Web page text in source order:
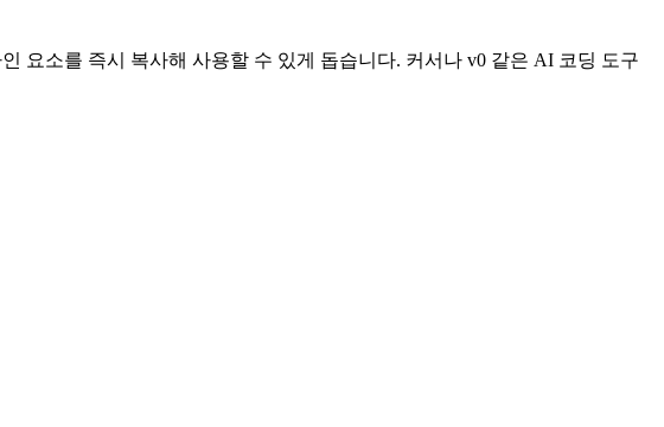
요소를 즉시 복사해 사용할 수 있게 돕습니다. 커서나 v0 같은 AI 코딩 도구